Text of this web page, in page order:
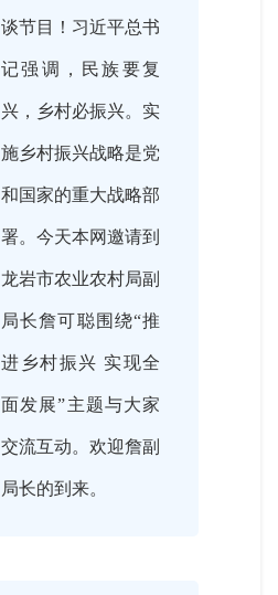
谈节目！习近平总书
记强调，民族要复
兴，乡村必振兴。实
施乡村振兴战略是党
和国家的重大战略部
署。今天本网邀请到
龙岩市农业农村局副
局长詹可聪围绕“推
进乡村振兴 实现全
面发展”主题与大家
交流互动。欢迎詹副
局长的到来。